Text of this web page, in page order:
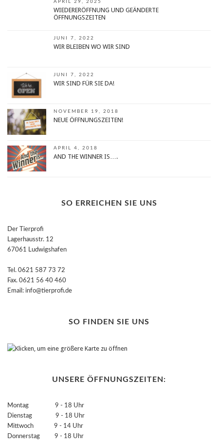
APRIL 29, 2025
WIEDERERÖFFNUNG UND GEÄNDERTE
ÖFFNUNGSZEITEN
JUNI 7, 2022
WIR BLEIBEN WO WIR SIND
JUNI 7, 2022
WIR SIND FÜR SIE DA!
NOVEMBER 19, 2018
NEUE ÖFFNUNGSZEITEN!
APRIL 4, 2018
AND THE WINNER IS….
SO ERREICHEN SIE UNS
Der Tierprofi
Lagerhausstr. 12
67061 Ludwigshafen
Tel. 0621 587 73 72
Fax. 0621 56 40 460
Email: info@tierprofi.de
SO FINDEN SIE UNS
UNSERE ÖFFNUNGSZEITEN:
Montag 9 - 18 Uhr
Dienstag 9 - 18 Uhr
Mittwoch 9 - 14 Uhr
Donnerstag 9 - 18 Uhr